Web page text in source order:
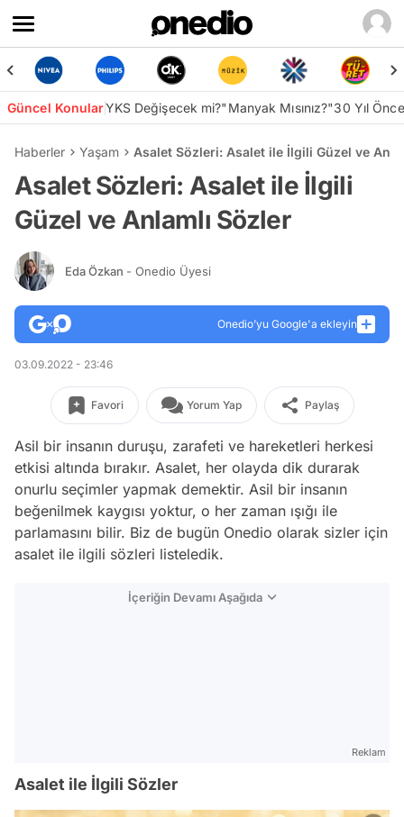
Güncel KonularYKS Değişecek mi?"Manyak Mısınız?"30 Yıl
Haberler Yaşam Asalet Sözleri: Asalet ile İlgili Güzel ve
Asalet Sözleri: Asalet ile İlgili
Güzel ve Anlamlı Sözler
Eda Özkan - Onedio Üyesi
Onedio’yu Google'a ekleyin
03.09.2022 - 23:46
Favori Yorum Yap Paylaş
Asil bir insanın duruşu, zarafeti ve hareketleri herkesi
etkisi altında bırakır. Asalet, her olayda dik durarak
onurlu seçimler yapmak demektir. Asil bir insanın
beğenilmek kaygısı yoktur, o her zaman ışığı ile
parlamasını bilir. Biz de bugün Onedio olarak sizler için
asalet ile ilgili sözleri listeledik.
İçeriğin Devamı Aşağıda
Reklam
Asalet ile İlgili Sözler